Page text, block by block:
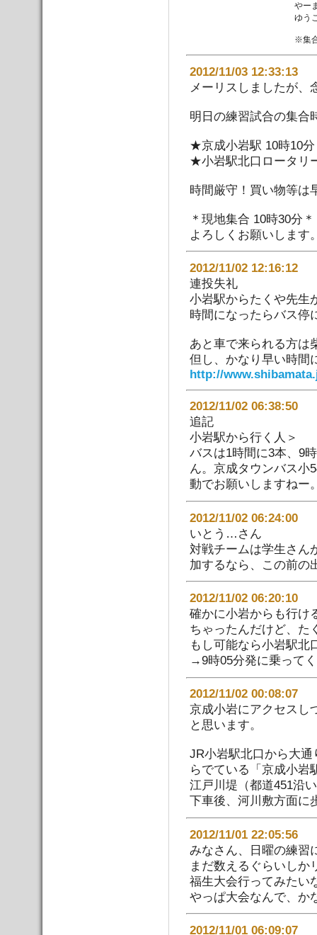
やー
ゆう
※集
2012/11/03
メーリスしましたが、
明日の練習試合の集合
★京成小岩駅 10時10
★小岩駅北口ロータリ
時間厳守！買い物等は
＊現地集合 10時30分
よろしくお願いします
2012/11/02
連投失礼
小岩駅からたくや先生
時間になったらバス停
あと車で来られる方は
但し、かなり早い時間
http://
2012/11/02
追記
小岩駅から行く人＞
バスは1時間に3本、9
ん。京成タウンバス小
動でお願いしますねー
2012/11/02
いとう…さん
対戦チームは学生さん
加するなら、この前の
2012/11/02
確かに小岩からも行け
ちゃったんだけど、た
もし可能なら小岩駅北
→9時05分発に乗って
2012/11/02
京成小岩にアクセスし
と思います。
JR小岩駅北口から大
らでている「京成小岩
江戸川堤（都道451沿
下車後、河川敷方面に
2012/11/01 22:05:56
みなさん、日曜の練習
まだ数えるぐらいしか
福生大会行ってみたい
やっぱ大会なんで、か
2012/11/01